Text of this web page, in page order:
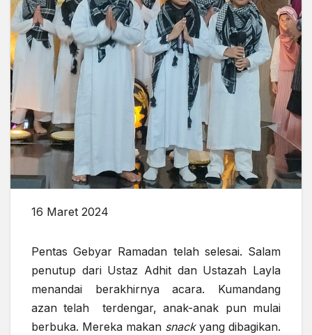
16 Maret 2024
Pentas Gebyar Ramadan telah selesai. Salam
penutup dari Ustaz Adhit dan Ustazah Layla
menandai berakhirnya acara. Kumandang
azan telah terdengar, anak-anak pun mulai
berbuka. Mereka makan snackyang dibagikan.